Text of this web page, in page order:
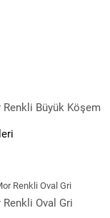
Büyük Köşem
Oval Gri